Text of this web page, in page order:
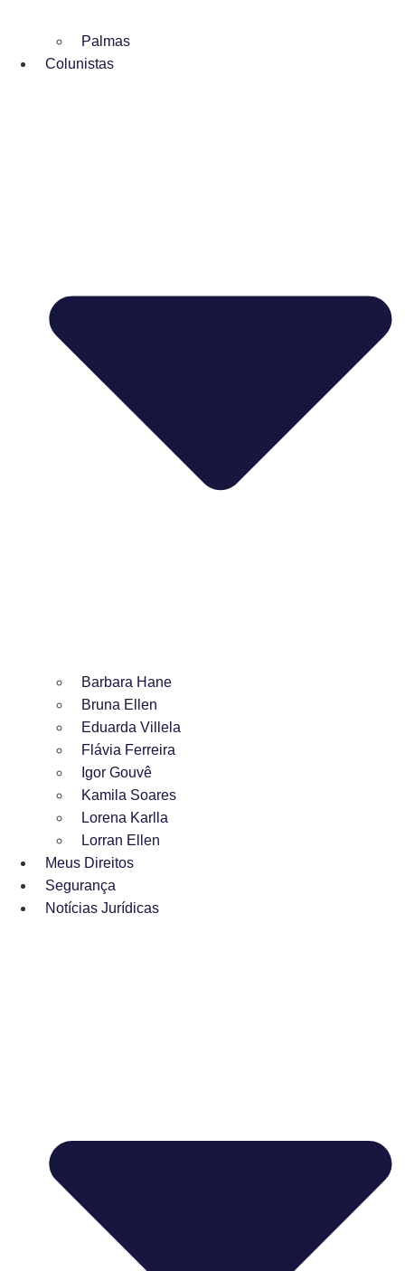
Palmas
Colunistas
Barbara Hane
Bruna Ellen
Eduarda Villela
Flávia Ferreira
Igor Gouvê
Kamila Soares
Lorena Karlla
Lorran Ellen
Meus Direitos
Segurança
Notícias Jurídicas